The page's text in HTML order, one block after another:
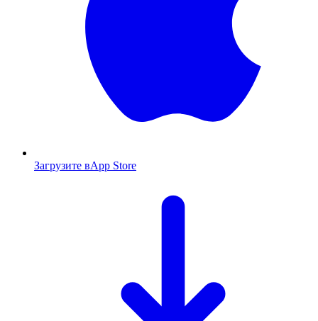
Загрузите вApp Store